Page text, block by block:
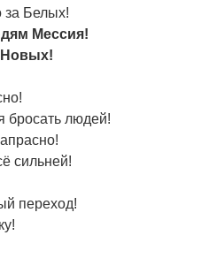
за Белых!
Мессия!
Новых!
бросать людей!
сильней!
переход!